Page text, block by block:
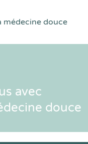
médecine douce
avec
douce